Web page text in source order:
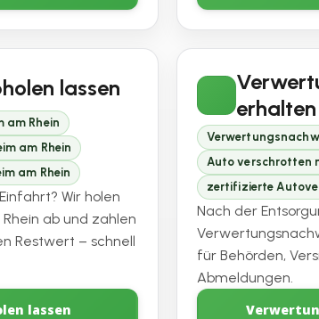
lassen
am Rhein
am Rhein
am Rhein
Wir holen
ab und zahlen
Restwert – schnell
lassen
erhalten
Auto verschrotten
zertifizierte
Nach der
für Behörden,
Abmeldungen.